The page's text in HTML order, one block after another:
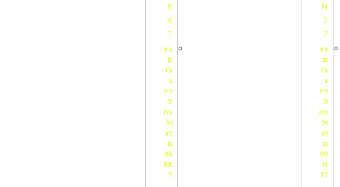
גינ
ס
ג'ו
ג
דיז
ל
כח
ול
דג
ם
09
N
77
גינ
ס
ג'ו
ג
דיז
ל
כח
ול
דג
ם
06
8X
T